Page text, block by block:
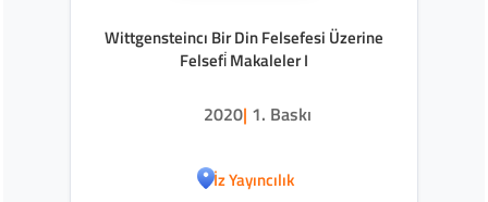
Wittgensteincı Bir Din Felsefesi Üzerine
Felsefi̇ Makaleler I
2020| 1. Baskı
İz Yayıncılık